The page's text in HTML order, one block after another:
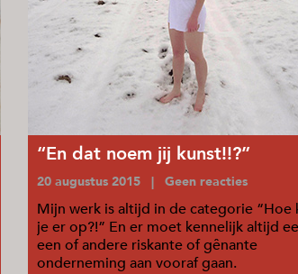
“En dat noem jij kunst!!?”
20 augustus 2015 | Geen reacties
Mijn werk is altijd in de categorie “Hoe
je er op?!” En er moet kennelijk altijd
een of andere riskante of gênante
onderneming aan vooraf gaan.